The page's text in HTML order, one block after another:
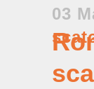
03